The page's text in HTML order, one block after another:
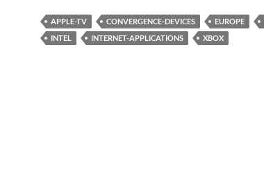
APPLE-TV CONVERGENCE-DEVICES EUROPE
INTEL
INTERNET-APPLICATIONS XBOX